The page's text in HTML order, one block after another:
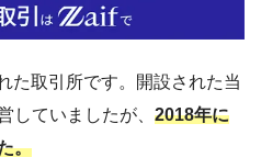
た取引所です。開設された当
していましたが、 2018年に
。